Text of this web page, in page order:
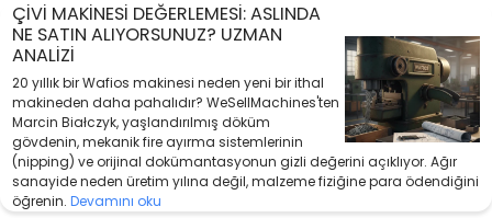
ÇIVI MAKINESI DEĞERLEMESI: ASLINDA
NE SATIN ALIYORSUNUZ? UZMAN
ANALIZI
20 yıllık bir Wafios makinesi neden yeni bir ithal
makineden daha pahalıdır? WeSellMachines'ten
Marcin Białczyk, yaşlandırılmış döküm
gövdenin, mekanik fire ayırma sistemlerinin
(nipping) ve orijinal dokümantasyonun gizli değerini açıklıyor. Ağır
sanayide neden üretim yılına değil, malzeme fiziğine para ödendiğini
öğrenin. Devamını oku